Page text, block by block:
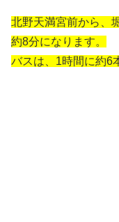
北野天満宮前から、
約8分になります。
バスは、1時間に約6